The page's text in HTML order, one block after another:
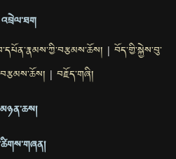
འབྲེལ་ཐག
| བོད་གྱི་སྐྱེས་བུ་
| བརྗོད་གཞི།
མཉན་ཆས།